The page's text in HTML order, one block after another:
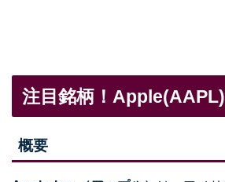
注目銘柄！Apple(AAPL)
概要